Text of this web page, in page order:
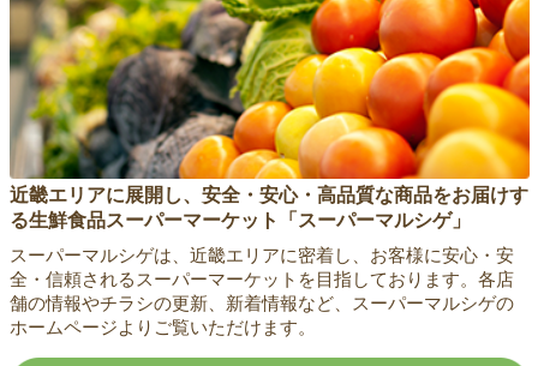
近畿エリアに展開し、安全・安心・高品質な商品をお届けす
る生鮮食品スーパーマーケット「スーパーマルシゲ」
スーパーマルシゲは、近畿エリアに密着し、お客様に安心・安
全・信頼されるスーパーマーケットを目指しております。各店
舗の情報やチラシの更新、新着情報など、スーパーマルシゲの
ホームページよりご覧いただけます。